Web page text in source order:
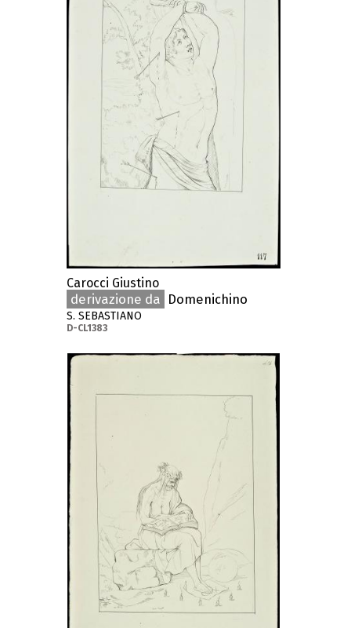
Carocci Giustino
derivazione da Domenichino
S. SEBASTIANO
D-CL1383